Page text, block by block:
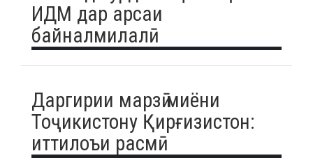
ИДМ дар арсаи
байналмилалӣ
Даргирии марзӣ миёни
Тоҷикистону Қирғизистон:
иттилоъи расмӣ